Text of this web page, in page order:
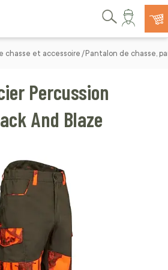
Rechercher
chasse et accessoire Pantalon de chasse,
Percussion
And Blaze